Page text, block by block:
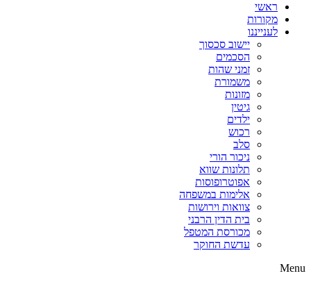
ראשי
מקורות
לענייננו
יישוב סכסוך
הסכמים
זמני שהות
משמורת
מזונות
גיטין
ילדים
רכוש
סלב
ניכור הורי
תלונות שווא
אפוטרופוסות
אלימות במשפחה
צוואות וירושות
בית הדין הרבני
מכורסת המטפל
עדשת החוקר
Menu